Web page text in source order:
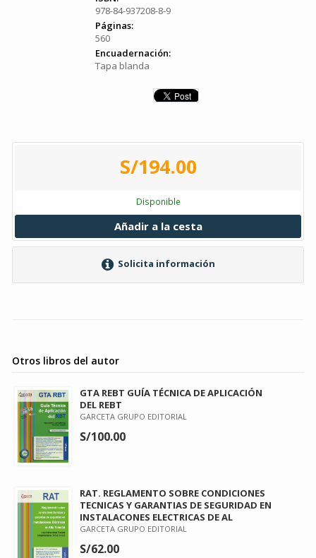
978-84-937208-8-9
Páginas:
560
Encuadernación:
Tapa blanda
S/194.00
Disponible
Añadir a la cesta
Solicita información
Otros libros del autor
GTA REBT GUÍA TÉCNICA DE APLICACIÓN
DEL REBT
GARCETA GRUPO EDITORIAL
S/100.00
RAT. REGLAMENTO SOBRE CONDICIONES
TECNICAS Y GARANTIAS DE SEGURIDAD EN
INSTALACONES ELECTRICAS DE AL
GARCETA GRUPO EDITORIAL
S/62.00